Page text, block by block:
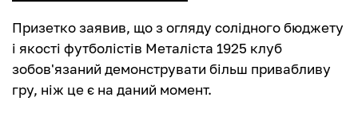
Призетко заявив, що з огляду солідного бюджету
і якості футболістів Металіста 1925 клуб
зобов'язаний демонструвати більш привабливу
гру, ніж це є на даний момент.